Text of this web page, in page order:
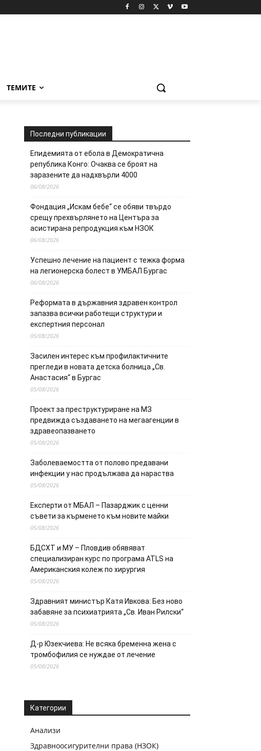
ТЕМИТЕ
Последни публикации
Епидемията от ебола в Демократична
република Конго: Очаква се броят на
заразените да надхвърли 4000
06/08/2026
Фондация „Искам бебе“ се обяви твърдо
срещу прехвърлянето на Центъра за
асистирана репродукция към НЗОК
06/08/2026
Успешно лечение на пациент с тежка форма
на легионерска болест в УМБАЛ Бургас
06/08/2026
Реформата в държавния здравен контрол
запазва всички работещи структури и
експертния персонал
05/08/2026
Засилен интерес към профилактичните
прегледи в новата детска болница „Св.
Анастасия“ в Бургас
05/08/2026
Проект за преструктуриране на МЗ
предвижда създаването на мегаагенции в
здравеопазването
05/08/2026
Заболеваемостта от полово предавани
инфекции у нас продължава да нараства
05/08/2026
Експерти от МБАЛ – Пазарджик с ценни
съвети за кърменето към новите майки
05/08/2026
БДСХТ и МУ – Пловдив обявяват
специализиран курс по програма ATLS на
Американския колеж по хирургия
05/08/2026
Здравният министър Катя Ивкова: Без ново
забавяне за психиатрията „Св. Иван Рилски“
05/08/2026
Д-р Юзекчиева: Не всяка бременна жена с
тромбофилия се нуждае от лечение
05/08/2026
Категории
Анализи
Здравноосигурителни права (НЗОК)